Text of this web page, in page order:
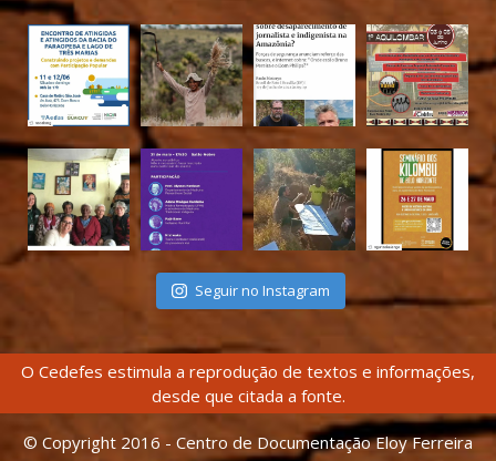
Seguir no Instagram
O Cedefes estimula a reprodução de textos e informações,
desde que citada a fonte.
© Copyright 2016 - Centro de Documentação Eloy Ferreira